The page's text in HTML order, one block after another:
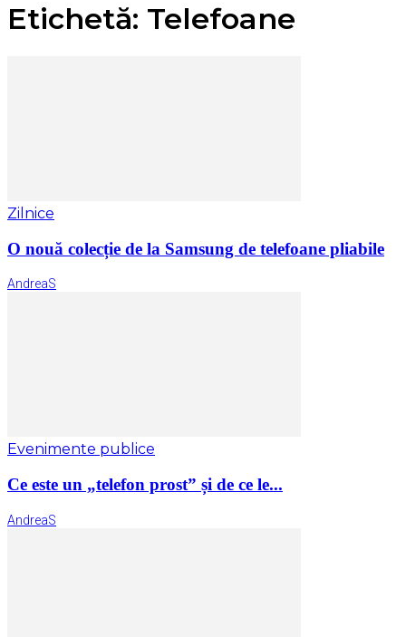
Etichetă: Telefoane
Zilnice
O nouă colecție de la Samsung de telefoane pliabile
AndreaS
Evenimente publice
Ce este un „telefon prost” și de ce le...
AndreaS